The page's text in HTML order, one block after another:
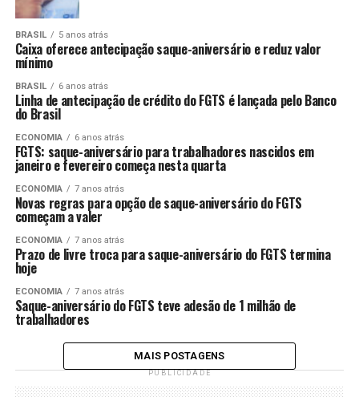
BRASIL 5 anos atrás
Caixa oferece antecipação saque-aniversário e reduz valor
mínimo
BRASIL 6 anos atrás
Linha de antecipação de crédito do FGTS é lançada pelo Banco
do Brasil
ECONOMIA 6 anos atrás
FGTS: saque-aniversário para trabalhadores nascidos em
janeiro e fevereiro começa nesta quarta
ECONOMIA 7 anos atrás
Novas regras para opção de saque-aniversário do FGTS
começam a valer
ECONOMIA 7 anos atrás
Prazo de livre troca para saque-aniversário do FGTS termina
hoje
ECONOMIA 7 anos atrás
Saque-aniversário do FGTS teve adesão de 1 milhão de
trabalhadores
MAIS POSTAGENS
PUBLICIDADE